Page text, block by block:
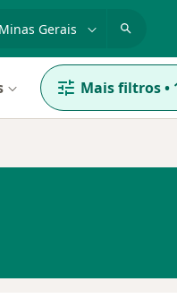
Mais filtros•